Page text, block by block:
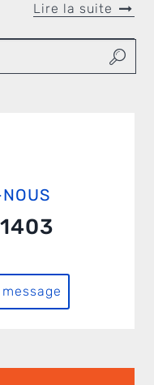
Lire la suite